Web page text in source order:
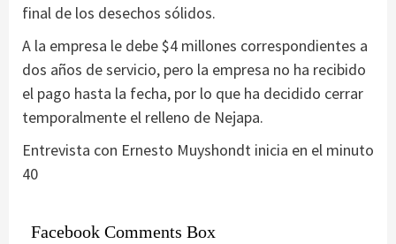
final de los desechos sólidos.
A la empresa le debe $4 millones correspondientes a
dos años de servicio, pero la empresa no ha recibido
el pago hasta la fecha, por lo que ha decidido cerrar
temporalmente el relleno de Nejapa.
Entrevista con Ernesto Muyshondt inicia en el minuto
40
Facebook Comments Box